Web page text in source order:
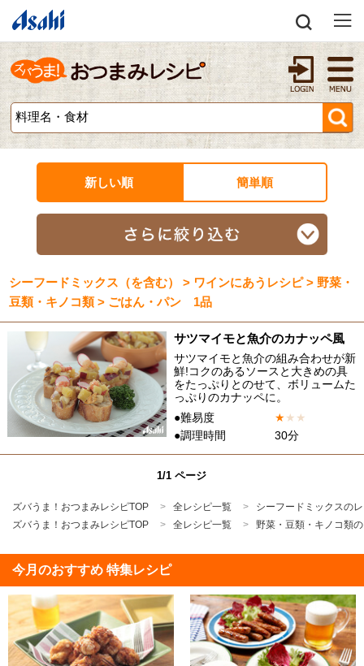
新しい順 簡単順
シーフードミックス（を含む） > ワインにあうレシピ > 野菜・
豆類・キノコ類 > ごはん・パン 1品
サツマイモと魚介のカナッペ風
サツマイモと魚介の組み合わせが新
鮮!コクのあるソースと大きめの具
をたっぷりとのせて、ボリュームた
っぷりのカナッペに。
●難易度
★★ ★
●調理時間
30分
1/1 ページ
ズバうま！おつまみレシピTOP 全レシピ一覧
シーフードミックスの
ズバうま！おつまみレシピTOP
全レシピ一覧 野菜・豆類・キノコ類
今月のおすすめ 特集レシピ